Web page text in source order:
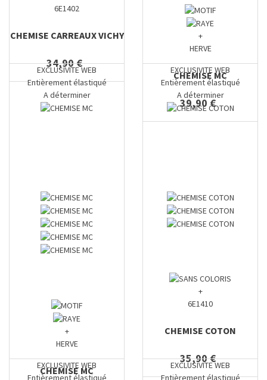
6E1402
CHEMISE CARREAUX VICHY
34,90 €
+
HERVE
CHEMISE MC
39,90 €
EXCLUSIVITE WEB
Entièrement élastiqué
A déterminer
+
HERVE
CHEMISE MC
EXCLUSIVITE WEB
Entièrement élastiqué
A déterminer
+
6E1410
CHEMISE COTON
35,90 €
EXCLUSIVITE WEB
Entièrement élastiqué
EXCLUSIVITE WEB
Entièrement élastiqué